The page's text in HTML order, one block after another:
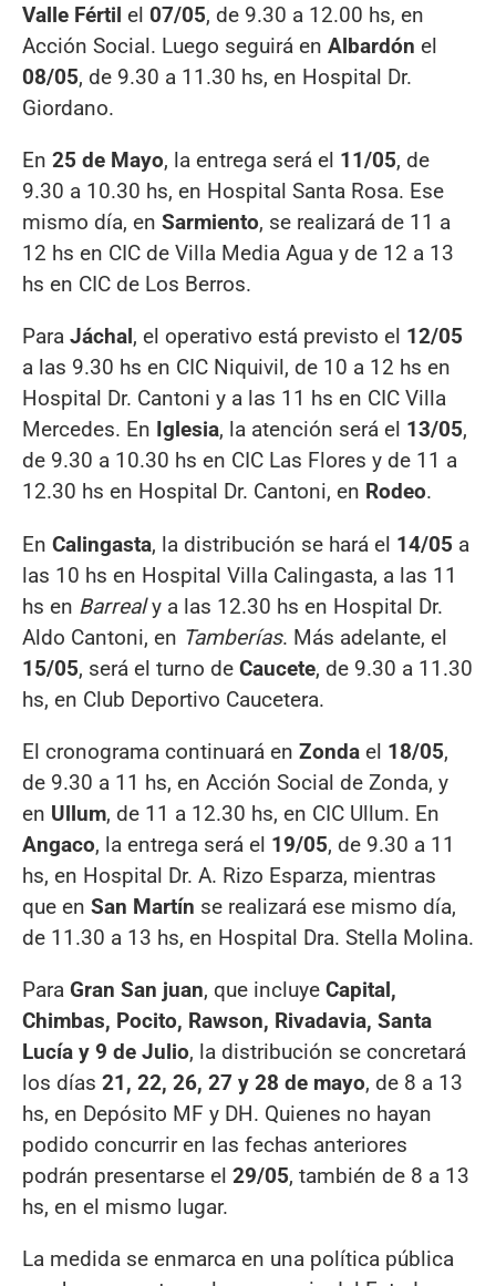
Valle Fértil el 07/05, de 9.30 a 12.00 hs, en
Acción Social. Luego seguirá en Albardón el
08/05, de 9.30 a 11.30 hs, en Hospital Dr.
Giordano.
En 25 de Mayo, la entrega será el 11/05, de
9.30 a 10.30 hs, en Hospital Santa Rosa. Ese
mismo día, en Sarmiento, se realizará de 11 a
12 hs en CIC de Villa Media Agua y de 12 a 13
hs en CIC de Los Berros.
Para Jáchal, el operativo está previsto el 12/05
a las 9.30 hs en CIC Niquivil, de 10 a 12 hs en
Hospital Dr. Cantoni y a las 11 hs en CIC Villa
Mercedes. En Iglesia, la atención será el 13/05,
de 9.30 a 10.30 hs en CIC Las Flores y de 11 a
12.30 hs en Hospital Dr. Cantoni, en Rodeo.
En Calingasta, la distribución se hará el 14/05 a
las 10 hs en Hospital Villa Calingasta, a las 11
hs en Barrealy a las 12.30 hs en Hospital Dr.
Aldo Cantoni, en Tamberías. Más adelante, el
15/05, será el turno de Caucete, de 9.30 a 11.30
hs, en Club Deportivo Caucetera.
El cronograma continuará en Zonda el 18/05,
de 9.30 a 11 hs, en Acción Social de Zonda, y
en Ullum, de 11 a 12.30 hs, en CIC Ullum. En
Angaco, la entrega será el 19/05, de 9.30 a 11
hs, en Hospital Dr. A. Rizo Esparza, mientras
que en San Martín se realizará ese mismo día,
de 11.30 a 13 hs, en Hospital Dra. Stella Molina.
Para Gran San juan, que incluye Capital,
Chimbas, Pocito, Rawson, Rivadavia, Santa
Lucía y 9 de Julio, la distribución se concretará
los días 21, 22, 26, 27 y 28 de mayo, de 8 a 13
hs, en Depósito MF y DH. Quienes no hayan
podido concurrir en las fechas anteriores
podrán presentarse el 29/05, también de 8 a 13
hs, en el mismo lugar.
La medida se enmarca en una política pública